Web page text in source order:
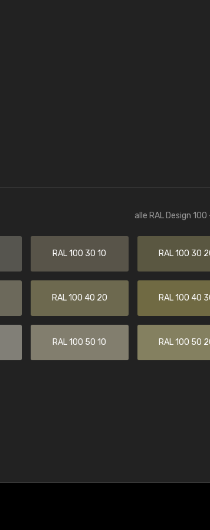
alle RAL Design 100
RAL 100 30 10 RAL 100 30
RAL 100 40 20 RAL 100 40
RAL 100 50 10 RAL 100 50